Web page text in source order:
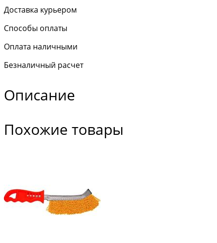
Доставка курьером
Способы оплаты
Оплата наличными
Безналичный расчет
Описание
Похожие товары